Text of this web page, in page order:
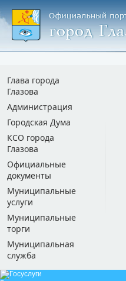
Глава города
Глазова
Администрация
Городская Дума
КСО города
Глазова
Официальные
документы
Муниципальные
услуги
Муниципальные
торги
Муниципальная
служба